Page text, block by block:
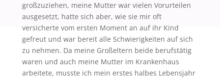
großzuziehen, meine Mutter war vielen Vorurteilen
ausgesetzt, hatte sich aber, wie sie mir oft
versicherte vom ersten Moment an auf ihr Kind
gefreut und war bereit alle Schwierigkeiten auf sich
zu nehmen. Da meine Großeltern beide berufstätig
waren und auch meine Mutter im Krankenhaus
arbeitete, musste ich mein erstes halbes Lebensjahr